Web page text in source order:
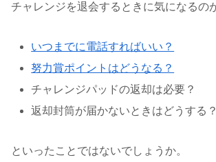
チャレンジを退会するときに気になるの
いつまでに電話すればいい？
努力賞ポイントはどうなる？
チャレンジパッドの返却は必要？
返却封筒が届かないときはどうする？
といったことではないでしょうか。